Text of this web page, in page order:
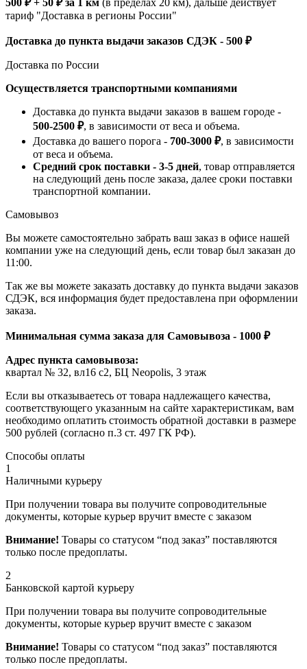
500 ₽ + 50 ₽ за 1 км (в пределах 20 км), дальше действует
тариф "Доставка в регионы России"
Доставка до пункта выдачи заказов СДЭК - 500 ₽
Доставка по России
Осуществляется транспортными компаниями
Доставка до пункта выдачи заказов в вашем городе -
500-2500 ₽, в зависимости от веса и объема.
Доставка до вашего порога - 700-3000 ₽, в зависимости
от веса и объема.
Средний срок поставки - 3-5 дней, товар отправляется
на следующий день после заказа, далее сроки поставки
транспортной компании.
Самовывоз
Вы можете самостоятельно забрать ваш заказ в офисе нашей
компании уже на следующий день, если товар был заказан до
11:00.
Так же вы можете заказать доставку до пункта выдачи заказов
СДЭК, вся информация будет предоставлена при оформлении
заказа.
Минимальная сумма заказа для Самовывоза - 1000 ₽
Адрес пункта самовывоза:
квартал № 32, вл16 с2, БЦ Neopolis, 3 этаж
Если вы отказываетесь от товара надлежащего качества,
соответствующего указанным на сайте характеристикам, вам
необходимо оплатить стоимость обратной доставки в размере
500 рублей (согласно п.3 ст. 497 ГК РФ).
Способы оплаты
1
Наличными курьеру
При получении товара вы получите сопроводительные
документы, которые курьер вручит вместе с заказом
Внимание! Товары со статусом “под заказ” поставляются
только после предоплаты.
2
Банковской картой курьеру
При получении товара вы получите сопроводительные
документы, которые курьер вручит вместе с заказом
Внимание! Товары со статусом “под заказ” поставляются
только после предоплаты.